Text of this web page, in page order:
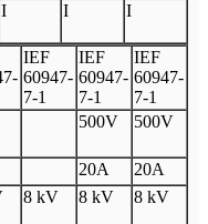
I I I
-
IEF
60947-
7-1
IEF
60947-
7-1
IEF
60947-
7-1
500V 500V
20A
20A
8 kV 8 kV 8 kV